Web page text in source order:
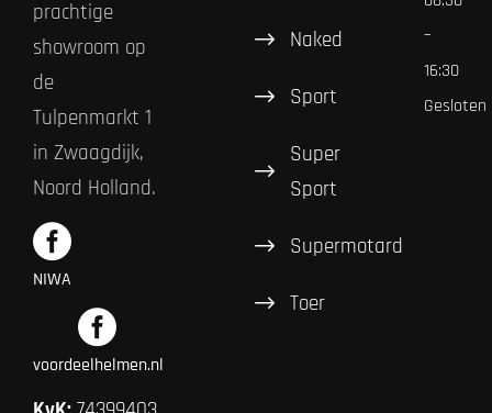
prachtige
showroom op
de
Tulpenmarkt 1
in Zwaagdijk,
Noord Holland.
NIWA
voordeelhelmen.nl
Naked
Sport
Super
Sport
Supermotard
Toer
–
16:30
Gesloten